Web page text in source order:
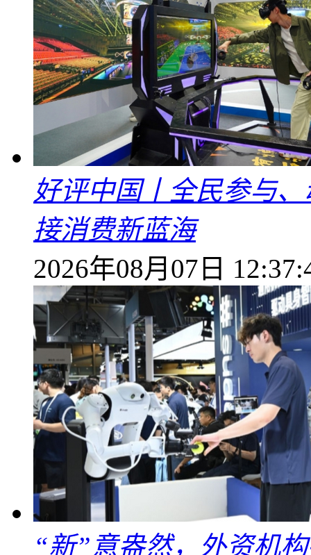
好评中国丨全民参与
接消费新蓝海
2026年08月07日
“新”意盎然，外资机